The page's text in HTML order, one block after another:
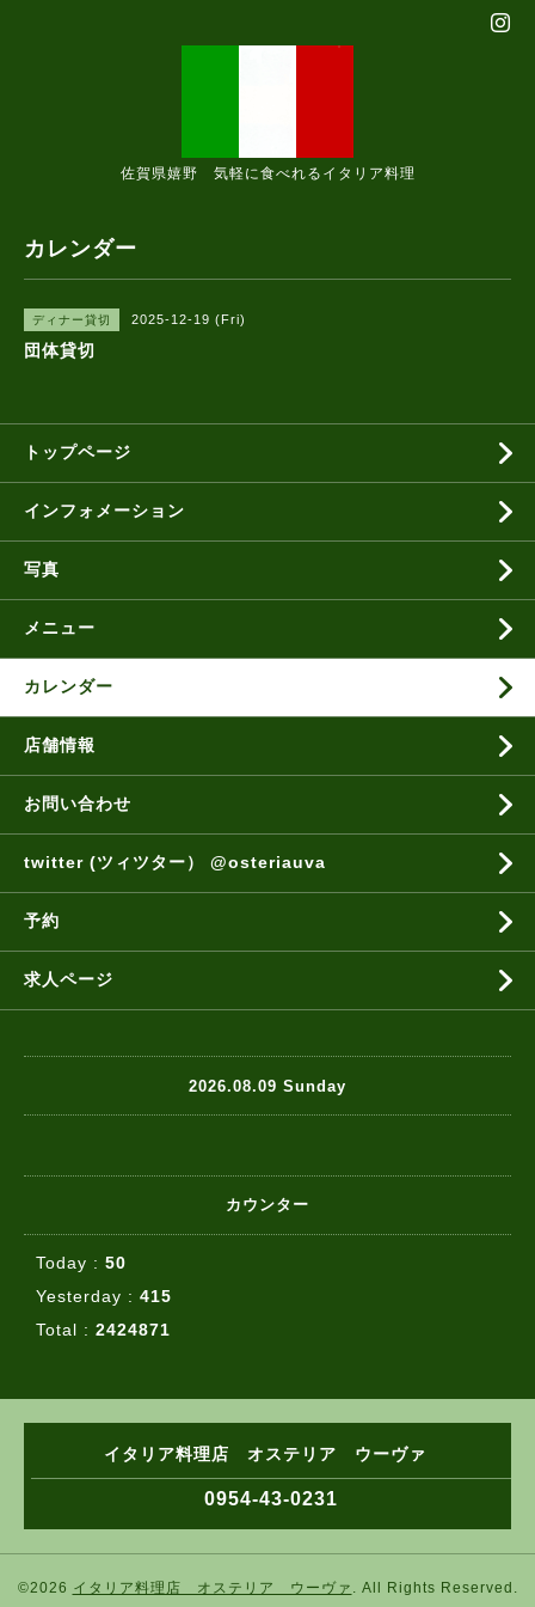
佐賀県嬉野 気軽に食べれるイタリア料理
カレンダー
ディナー貸切 2025-12-19 (Fri)
団体貸切
トップページ
インフォメーション
写真
メニュー
カレンダー
店舗情報
お問い合わせ
twitter (ツィツター） @osteriauva
予約
求人ページ
2026.08.09 Sunday
カウンター
Today : 50
Yesterday : 415
Total : 2424871
イタリア料理店 オステリア ウーヴァ
0954-43-0231
©2026 イタリア料理店 オステリア ウーヴァ . All Rights Reserved.